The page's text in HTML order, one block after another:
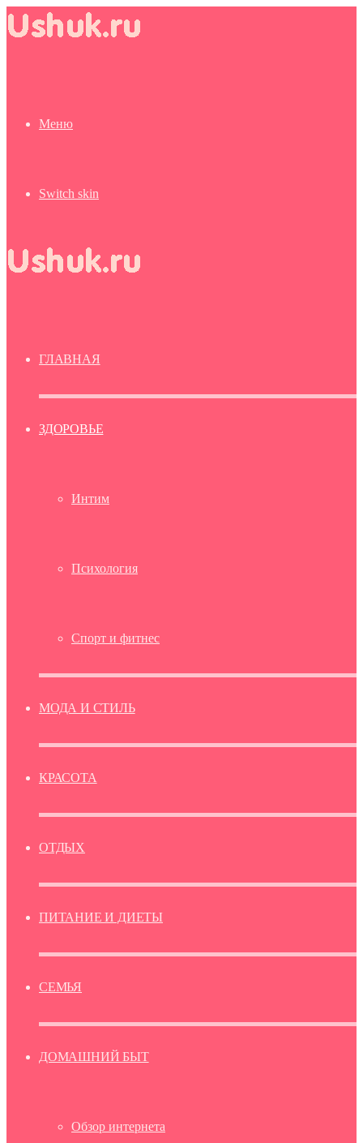
Меню
Switch skin
ГЛАВНАЯ
ЗДОРОВЬЕ
Интим
Психология
Спорт и фитнес
МОДА И СТИЛЬ
КРАСОТА
ОТДЫХ
ПИТАНИЕ И ДИЕТЫ
СЕМЬЯ
ДОМАШНИЙ БЫТ
Обзор интернета